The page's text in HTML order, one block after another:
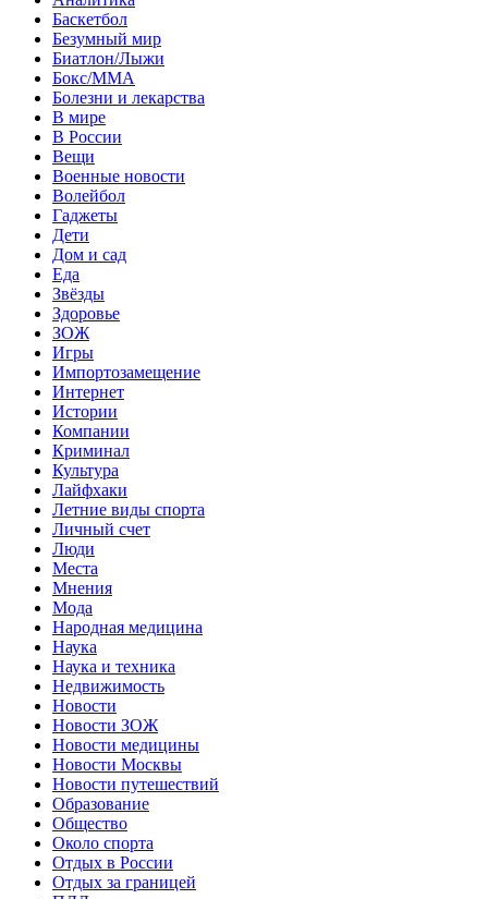
Баскетбол
Безумный мир
Биатлон/Лыжи
Бокс/MMA
Болезни и лекарства
В мире
В России
Вещи
Военные новости
Волейбол
Гаджеты
Дети
Дом и сад
Еда
Звёзды
Здоровье
ЗОЖ
Игры
Импортозамещение
Интернет
Истории
Компании
Криминал
Культура
Лайфхаки
Летние виды спорта
Личный счет
Люди
Места
Мнения
Мода
Народная медицина
Наука
Наука и техника
Недвижимость
Новости
Новости ЗОЖ
Новости медицины
Новости Москвы
Новости путешествий
Образование
Общество
Около спорта
Отдых в России
Отдых за границей